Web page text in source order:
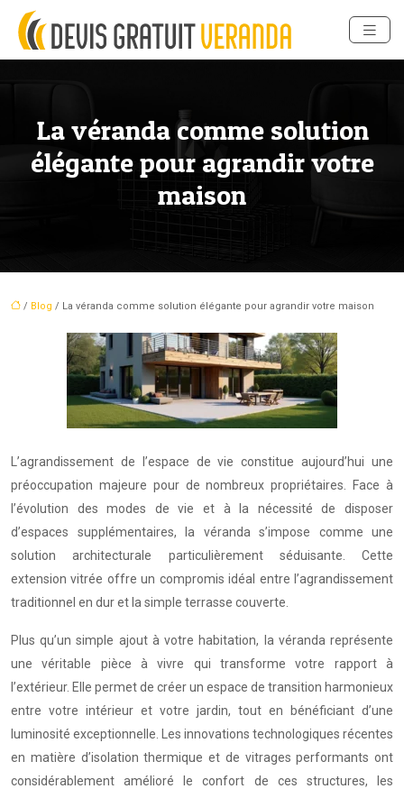
La véranda comme solution
élégante pour agrandir votre
maison
/ Blog / La véranda comme solution élégante pour agrandir votre maison
L’agrandissement de l’espace de vie constitue aujourd’hui une
préoccupation majeure pour de nombreux propriétaires. Face à
l’évolution des modes de vie et à la nécessité de disposer
d’espaces supplémentaires, la véranda s’impose comme une
solution architecturale particulièrement séduisante. Cette
extension vitrée offre un compromis idéal entre l’agrandissement
traditionnel en dur et la simple terrasse couverte.
Plus qu’un simple ajout à votre habitation, la véranda représente
une véritable pièce à vivre qui transforme votre rapport à
l’extérieur. Elle permet de créer un espace de transition harmonieux
entre votre intérieur et votre jardin, tout en bénéficiant d’une
luminosité exceptionnelle. Les innovations technologiques récentes
en matière d’isolation thermique et de vitrages performants ont
considérablement amélioré le confort de ces structures, les